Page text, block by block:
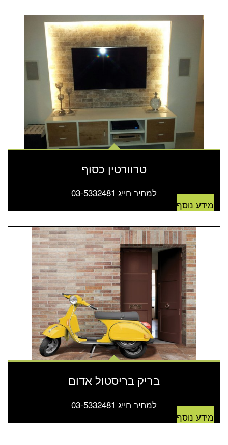
טרוורטין כסוף
למחיר חייג 03-5332481
מידע נוסף
בריק בריסטול אדום
למחיר חייג 03-5332481
מידע נוסף